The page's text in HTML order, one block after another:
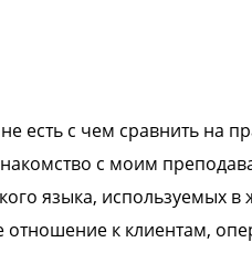
есть с чем сравнить на
с моим
языка, используемых
к клиентам,